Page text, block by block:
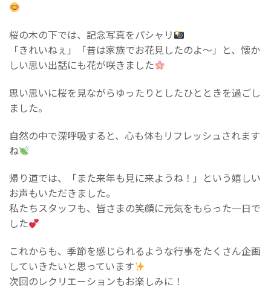
桜の木の下では、記念写真をパシャリ
「きれいねぇ」「昔は家族でお花見したのよ〜」と、懐か
しい思い出話にも花が咲きました
思い思いに桜を見ながらゆったりとしたひとときを過ごし
ました。
自然の中で深呼吸すると、心も体もリフレッシュされます
ね
帰り道では、「また来年も見に来ようね！」という嬉しい
お声もいただきました。
私たちスタッフも、皆さまの笑顔に元気をもらった一日で
した
これからも、季節を感じられるような行事をたくさん企画
していきたいと思っています
次回のレクリエーションもお楽しみに！